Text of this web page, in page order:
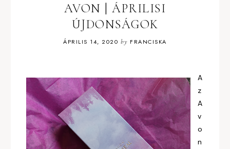
AVON | ÁPRILISI
ÚJDONSÁGOK
ÁPRILIS 14, 2020 by FRANCISKA
A
z
A
v
o
n